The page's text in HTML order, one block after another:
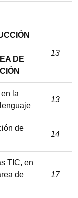
DE
13
la
13
de
14
TIC, en
de
17